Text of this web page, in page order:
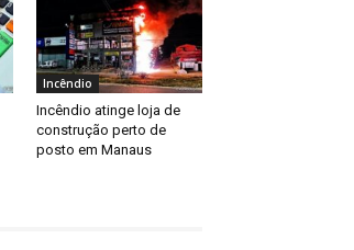
Incêndio
Incêndio atinge loja de
construção perto de
posto em Manaus